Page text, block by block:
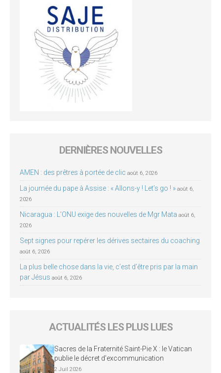
DERNIÈRES NOUVELLES
AMEN : des prêtres à portée de clic août 6, 2026
La journée du pape à Assise : « Allons-y ! Let’s go ! » août 6,
2026
Nicaragua : L’ONU exige des nouvelles de Mgr Mata août 6,
2026
Sept signes pour repérer les dérives sectaires du coaching
août 6, 2026
La plus belle chose dans la vie, c’est d’être pris par la main
par Jésus août 6, 2026
ACTUALITÉS LES PLUS LUES
Sacres de la Fraternité Saint-Pie X : le Vatican
publie le décret d’excommunication
2 Juil 2026